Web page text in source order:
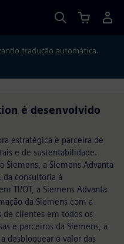
tradução automática.
é desenvolvido
estratégica e parceira de
e de sustentabilidade.
Siemens, a Siemens Advanta
da consultoria à
TI/OT, a Siemens Advanta
da Siemens com a
clientes em todos os
e parceiros da Siemens, a
desbloquear o valor das